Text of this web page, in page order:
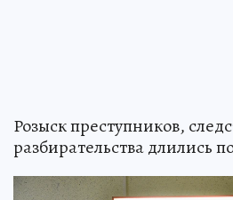
Розыск преступников,
разбирательства длились